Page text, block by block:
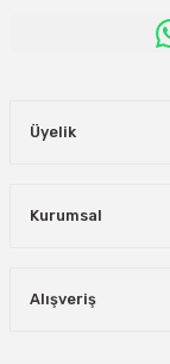
Üyelik
Kurumsal
Alışveriş